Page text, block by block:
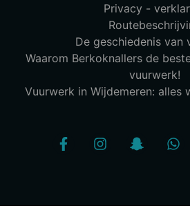
Privacy -
De geschiedenis van
Waarom Berkoknallers de
vuurwerk!
Vuurwerk in Wijdemeren: alles